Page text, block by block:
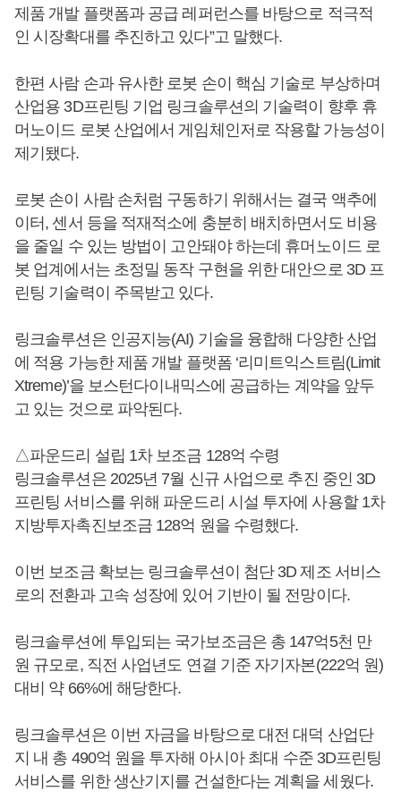
제품 개발 플랫폼과 공급 레퍼런스를 바탕으로 적극적
인 시장확대를 추진하고 있다”고 말했다.
한편 사람 손과 유사한 로봇 손이 핵심 기술로 부상하며
산업용 3D프린팅 기업 링크솔루션의 기술력이 향후 휴
머노이드 로봇 산업에서 게임체인저로 작용할 가능성이
제기됐다.
로봇 손이 사람 손처럼 구동하기 위해서는 결국 액추에
이터, 센서 등을 적재적소에 충분히 배치하면서도 비용
을 줄일 수 있는 방법이 고안돼야 하는데 휴머노이드 로
봇 업계에서는 초정밀 동작 구현을 위한 대안으로 3D 프
린팅 기술력이 주목받고 있다.
링크솔루션은 인공지능(AI) 기술을 융합해 다양한 산업
에 적용 가능한 제품 개발 플랫폼 ‘리미트익스트림(Limit
Xtreme)’을 보스턴다이내믹스에 공급하는 계약을 앞두
고 있는 것으로 파악된다.
△파운드리 설립 1차 보조금 128억 수령
링크솔루션은 2025년 7월 신규 사업으로 추진 중인 3D
프린팅 서비스를 위해 파운드리 시설 투자에 사용할 1차
지방투자촉진보조금 128억 원을 수령했다.
이번 보조금 확보는 링크솔루션이 첨단 3D 제조 서비스
로의 전환과 고속 성장에 있어 기반이 될 전망이다.
링크솔루션에 투입되는 국가보조금은 총 147억5천 만
원 규모로, 직전 사업년도 연결 기준 자기자본(222억 원)
대비 약 66%에 해당한다.
링크솔루션은 이번 자금을 바탕으로 대전 대덕 산업단
지 내 총 490억 원을 투자해 아시아 최대 수준 3D프린팅
서비스를 위한 생산기지를 건설한다는 계획을 세웠다.